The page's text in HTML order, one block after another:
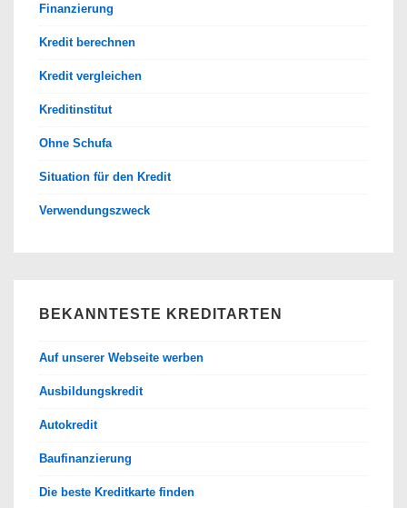
Finanzierung
Kredit berechnen
Kredit vergleichen
Kreditinstitut
Ohne Schufa
Situation für den Kredit
Verwendungszweck
BEKANNTESTE KREDITARTEN
Auf unserer Webseite werben
Ausbildungskredit
Autokredit
Baufinanzierung
Die beste Kreditkarte finden